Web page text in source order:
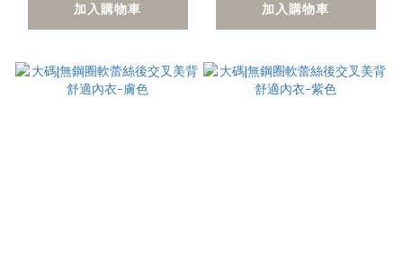
加入購物車 加入購物車